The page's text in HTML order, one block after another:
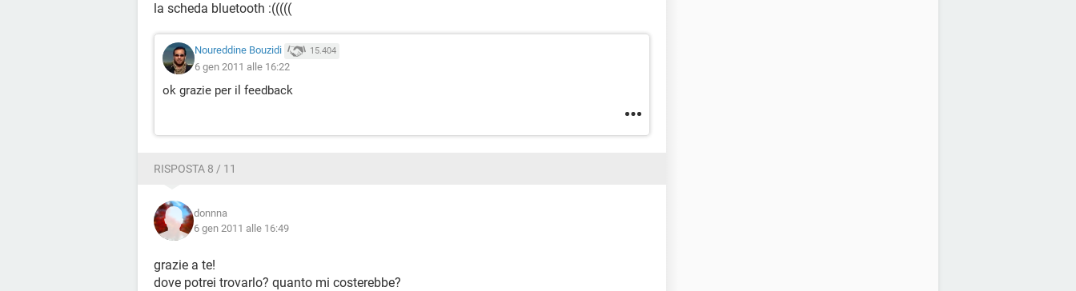
la scheda bluetooth :(((((
Noureddine Bouzidi 15.404
6 gen 2011 alle 16:22
ok grazie per il feedback
RISPOSTA 8 / 11
donnna
6 gen 2011 alle 16:49
grazie a te!
dove potrei trovarlo? quanto mi costerebbe?